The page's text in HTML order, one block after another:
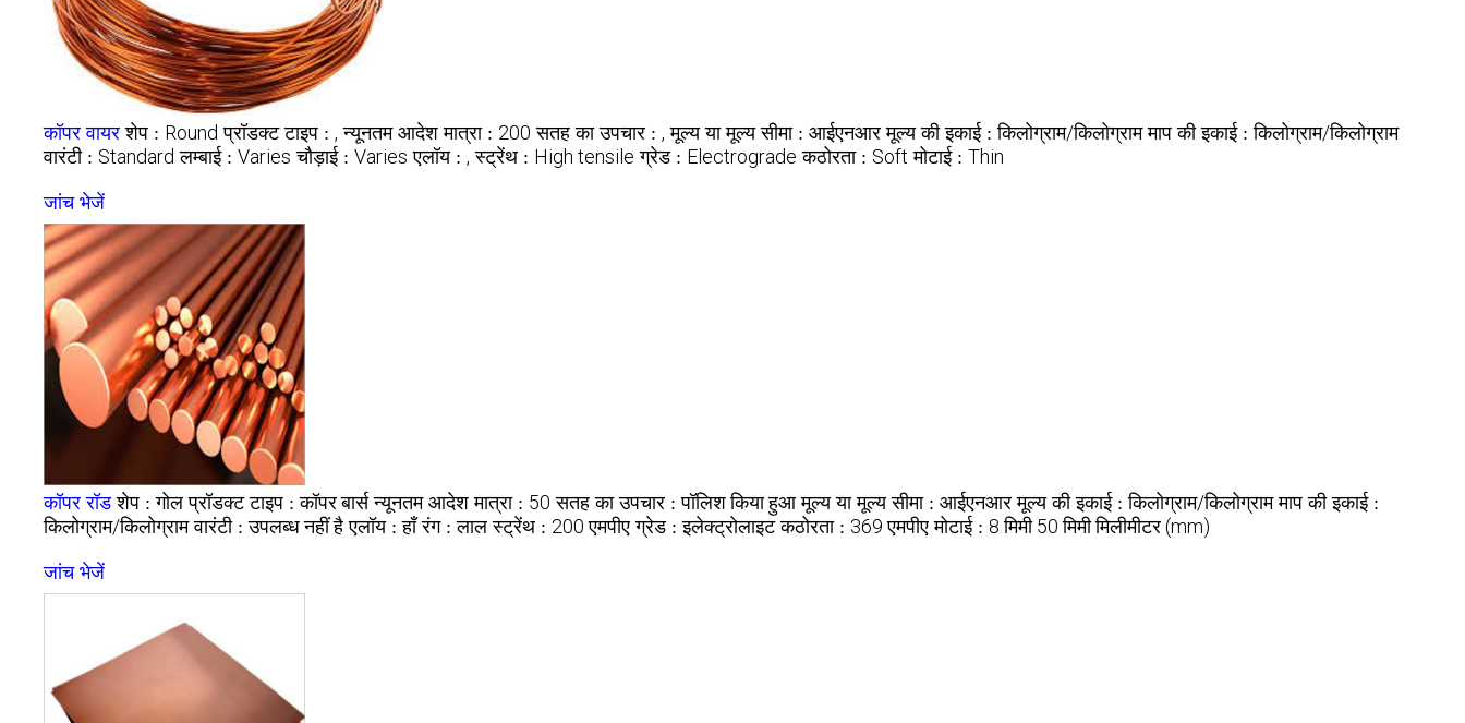
कॉपर वायर शेप : Round प्रॉडक्ट टाइप : , न्यूनतम आदेश मात्रा : 200 सतह का उपचार : , मूल्य या मूल्य सीमा : आईएनआर मूल्य की इकाई :किलोग्राम/किलोग्राम माप की इकाई :किलोग्राम/किलोग्राम
वारंटी : Standard लम्बाई : Varies चौड़ाई : Varies एलॉय : , स्ट्रेंथ : High tensile ग्रेड : Electrograde कठोरता : Soft मोटाई : Thin
जांच भेजें
कॉपर रॉड शेप :गोल प्रॉडक्ट टाइप :कॉपर बार्स न्यूनतम आदेश मात्रा : 50 सतह का उपचार :पॉलिश किया हुआ मूल्य या मूल्य सीमा : आईएनआर मूल्य की इकाई :किलोग्राम/किलोग्राम माप की इकाई :
किलोग्राम/किलोग्राम वारंटी :उपलब्ध नहीं है एलॉय :हाँ रंग :लाल स्ट्रेंथ : 200 एमपीए ग्रेड :इलेक्ट्रोलाइट कठोरता : 369 एमपीए मोटाई : 8 मिमी 50 मिमी मिलीमीटर (mm)
जांच भेजें